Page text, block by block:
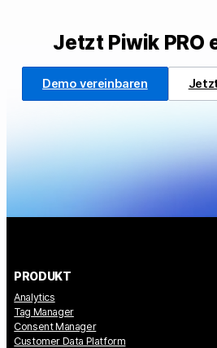
Jetzt Piwik PRO
Demo vereinbaren
PRODUKT
Analytics
Tag Manager
Consent Manager
Customer Data Platform